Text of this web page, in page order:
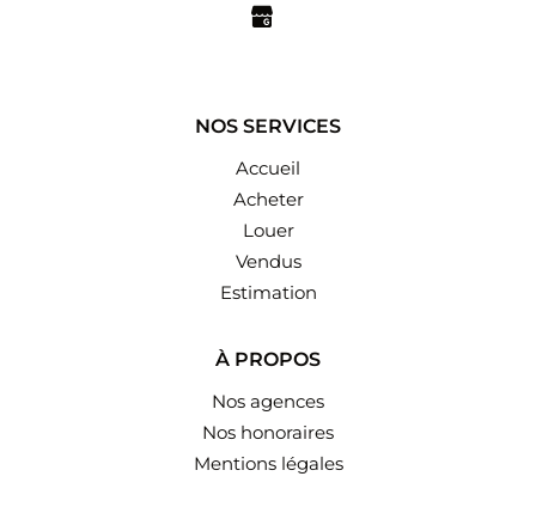
NOS SERVICES
Accueil
Acheter
Louer
Vendus
Estimation
À PROPOS
Nos agences
Nos honoraires
Mentions légales